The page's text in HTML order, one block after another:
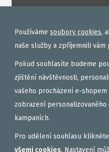
TEKUTÉ
OBALOVAČKY
VAŘENÝ PARTIKL
BIŽUTERIE NA
DÁRKOVÝ POUKAZ,
AKČNÍ SETY
Používáme soubory cookies,
naše služby a zpříjemnili vám
Pokud souhlasíte budeme
zjištění návštěvnosti,
vašeho procházení e-
zobrazení
kampaních.
Pro udělení souhlasu
všemi cookies. Nastavení